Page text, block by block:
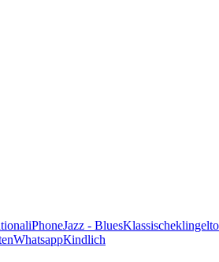
iPhoneJazz - BluesKlassische
WhatsappКindlich